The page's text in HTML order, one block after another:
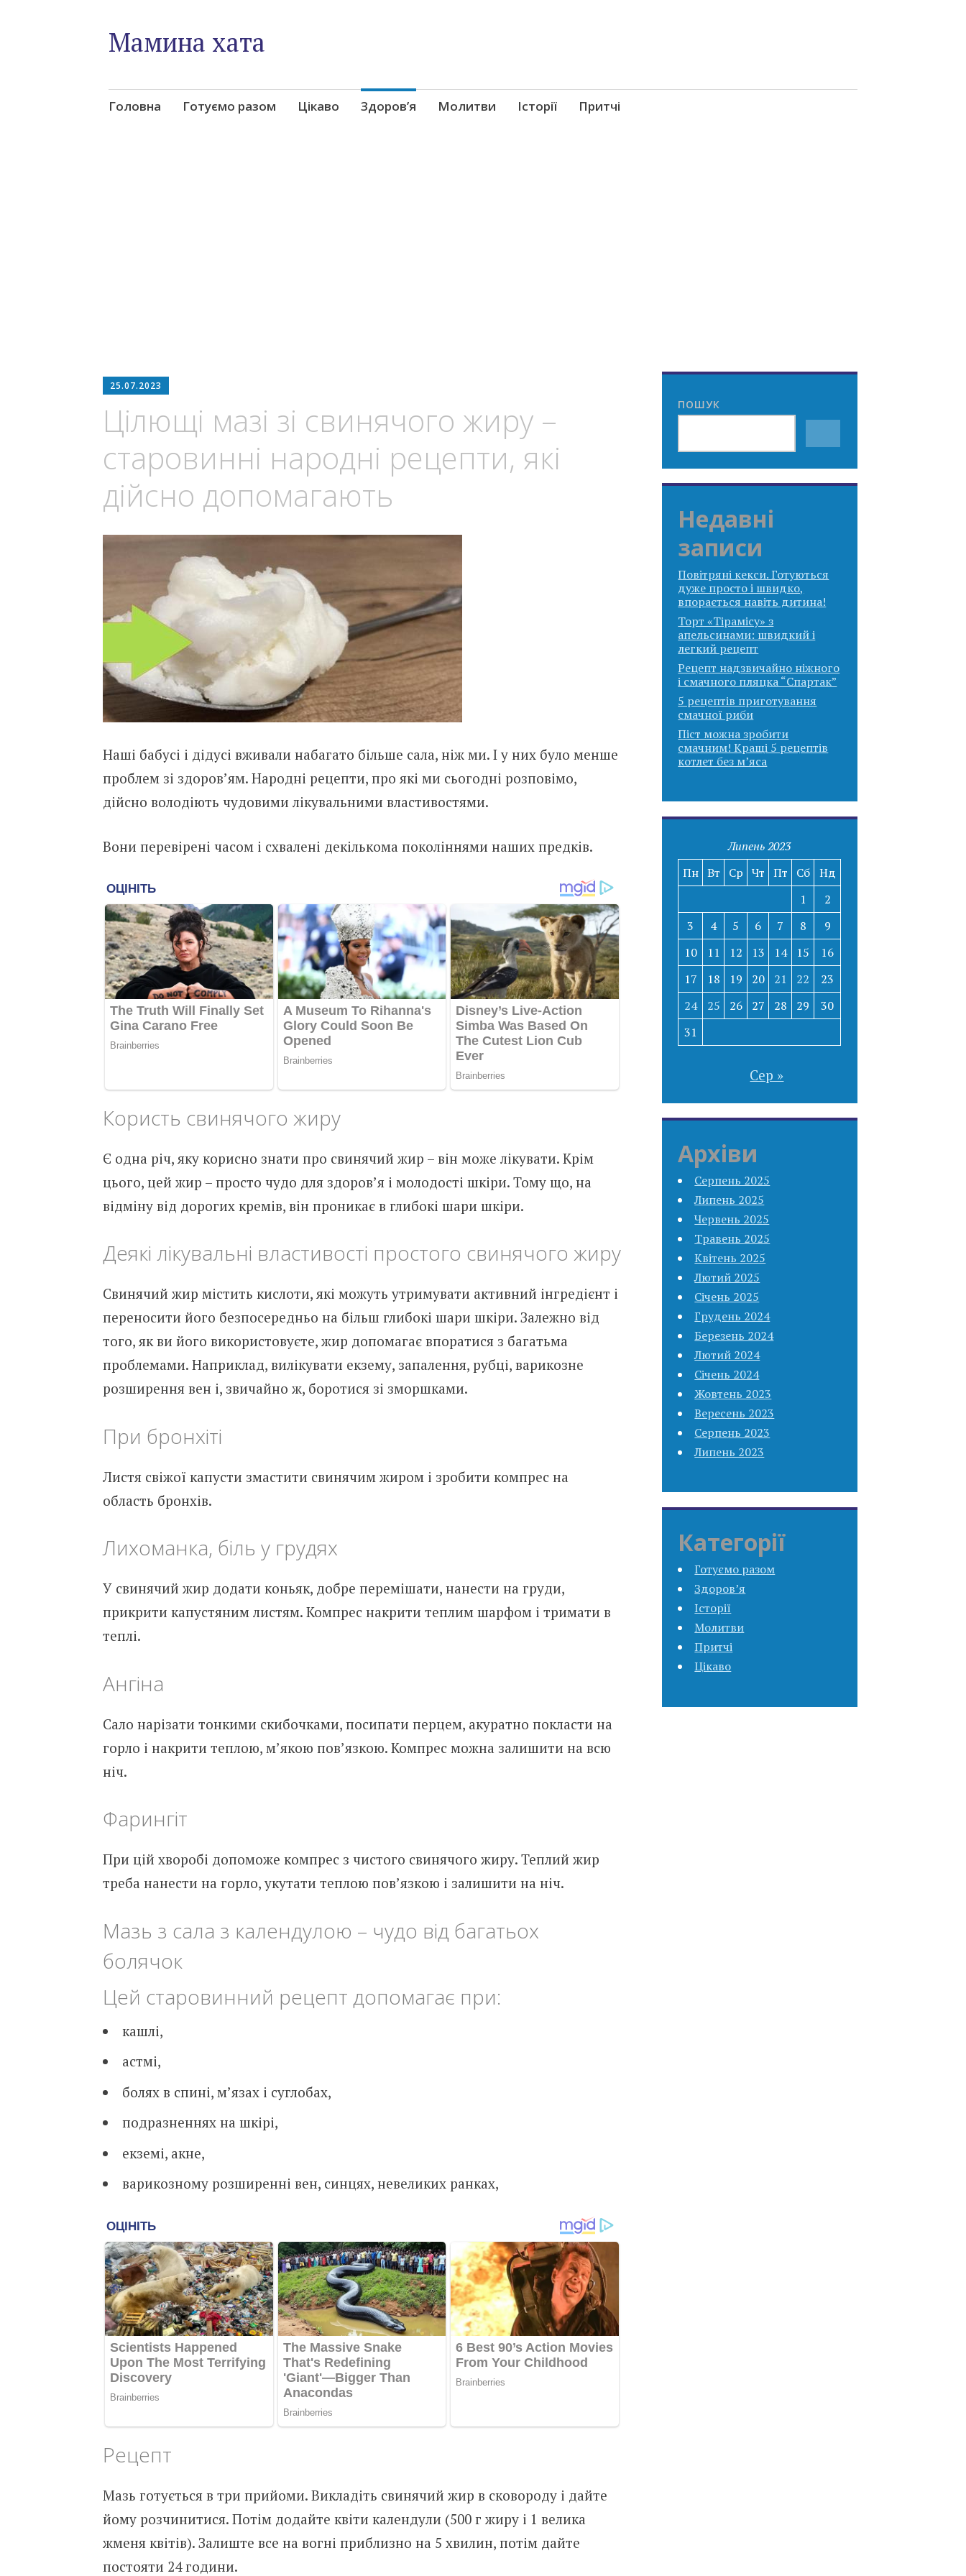
Мамина хата
Skip
Головна Готуємо разом Цікаво Здоров’я Молитви Історії Притчі
25.07.2023
Цілющі мазі зі свинячого жиру –
старовинні народні рецепти, які
дійсно допомагають
Наші бабусі і дідусі вживали набагато більше сала, ніж ми. І у них було менше
проблем зі здоров’ям. Народні рецепти, про які ми сьогодні розповімо,
дійсно володіють чудовими лікувальними властивостями.
Вони перевірені часом і схвалені декількома поколіннями наших предків.
Користь свинячого жиру
Є одна річ, яку корисно знати про свинячий жир – він може лікувати. Крім
цього, цей жир – просто чудо для здоров’я і молодості шкіри. Тому що, на
відміну від дорогих кремів, він проникає в глибокі шари шкіри.
Деякі лікувальні властивості простого свинячого жиру
Свинячий жир містить кислоти, які можуть утримувати активний інгредієнт і
переносити його безпосередньо на більш глибокі шари шкіри. Залежно від
того, як ви його використовуєте, жир допомагає впоратися з багатьма
проблемами. Наприклад, вилікувати екзему, запалення, рубці, варикозне
розширення вен і, звичайно ж, боротися зі зморшками.
При бронхіті
Листя свіжої капусти змастити свинячим жиром і зробити компрес на
область бронхів.
Лихоманка, біль у грудях
У свинячий жир додати коньяк, добре перемішати, нанести на груди,
прикрити капустяним листям. Компрес накрити теплим шарфом і тримати в
теплі.
Ангіна
Сало нарізати тонкими скибочками, посипати перцем, акуратно покласти на
горло і накрити теплою, м’якою пов’язкою. Компрес можна залишити на всю
ніч.
Фарингіт
При цій хворобі допоможе компрес з чистого свинячого жиру. Теплий жир
треба нанести на горло, укутати теплою пов’язкою і залишити на ніч.
Мазь з сала з календулою – чудо від багатьох
болячок
Цей старовинний рецепт допомагає при:
кашлі,
астмі,
болях в спині, м’язах і суглобах,
подразненнях на шкірі,
екземі, акне,
варикозному розширенні вен, синцях, невеликих ранках,
Рецепт
Мазь готується в три прийоми. Викладіть свинячий жир в сковороду і дайте
йому розчинитися. Потім додайте квіти календули (500 г жиру і 1 велика
жменя квітів). Залиште все на вогні приблизно на 5 хвилин, потім дайте
постояти 24 години.
ПОШУК
Недавні
записи
Повітряні кекси. Готуються
дуже просто і швидко,
впорається навіть дитина!
Торт «Тірамісу» з
апельсинами: швидкий і
легкий рецепт
Рецепт надзвичайно ніжного
і смачного пляцка “Спартак”
5 рецептів приготування
смачної риби
Піст можна зробити
смачним! Кращі 5 рецептів
котлет без м’яса
Липень 2023
Пн Вт Ср Чт Пт Сб Нд
1
2
3
4 5 6 7 8
9
10
11 12 13 14 15
16
17
18 19 20 21 22
23
24
25 26 27 28 29
30
31
Сер »
Архіви
Серпень 2025
Липень 2025
Червень 2025
Травень 2025
Квітень 2025
Лютий 2025
Січень 2025
Грудень 2024
Березень 2024
Лютий 2024
Січень 2024
Жовтень 2023
Вересень 2023
Серпень 2023
Липень 2023
Категорії
Готуємо разом
Здоров’я
Історії
Молитви
Притчі
Цікаво